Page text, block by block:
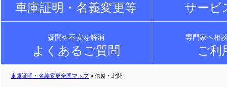
車庫証明・名義変更全国マップ» 信越・北陸
車庫証明・名義変更等 サービ
疑問や不安を解消
よくあるご質問
専門家へ相
ご利